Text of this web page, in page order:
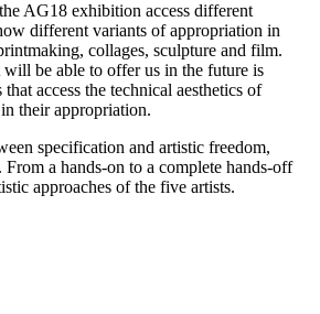
AG18 exhibition access different
different variants of appropriation in
collages, sculpture and film.
be able to offer us in the future is
access the technical aesthetics of
their appropriation.
specification and artistic freedom,
a hands-on to a complete hands-off
approaches of the five artists.